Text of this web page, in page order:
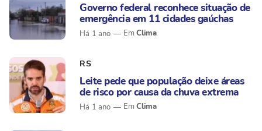
Governo federal reconhece situação de
emergência em 11 cidades gaúchas
Há 1 ano Clima
RS
Leite pede que população deixe áreas
de risco por causa da chuva extrema
Há 1 ano Clima